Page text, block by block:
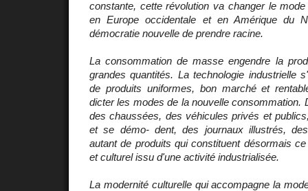
constante, cette révolution va changer le
en Europe occidentale et en Amérique du
démocratie nouvelle de prendre racine.
La consommation de masse engendre la
grandes quantités. La technologie industrielle
de produits uniformes, bon marché et
dicter les modes de la nouvelle consommation.
des chaussées, des véhicules privés et
et se démo- dent, des journaux illustrés,
autant de produits qui constituent désormais
et culturel issu d'une activité industrialisée.
La modernité culturelle qui accompagne la